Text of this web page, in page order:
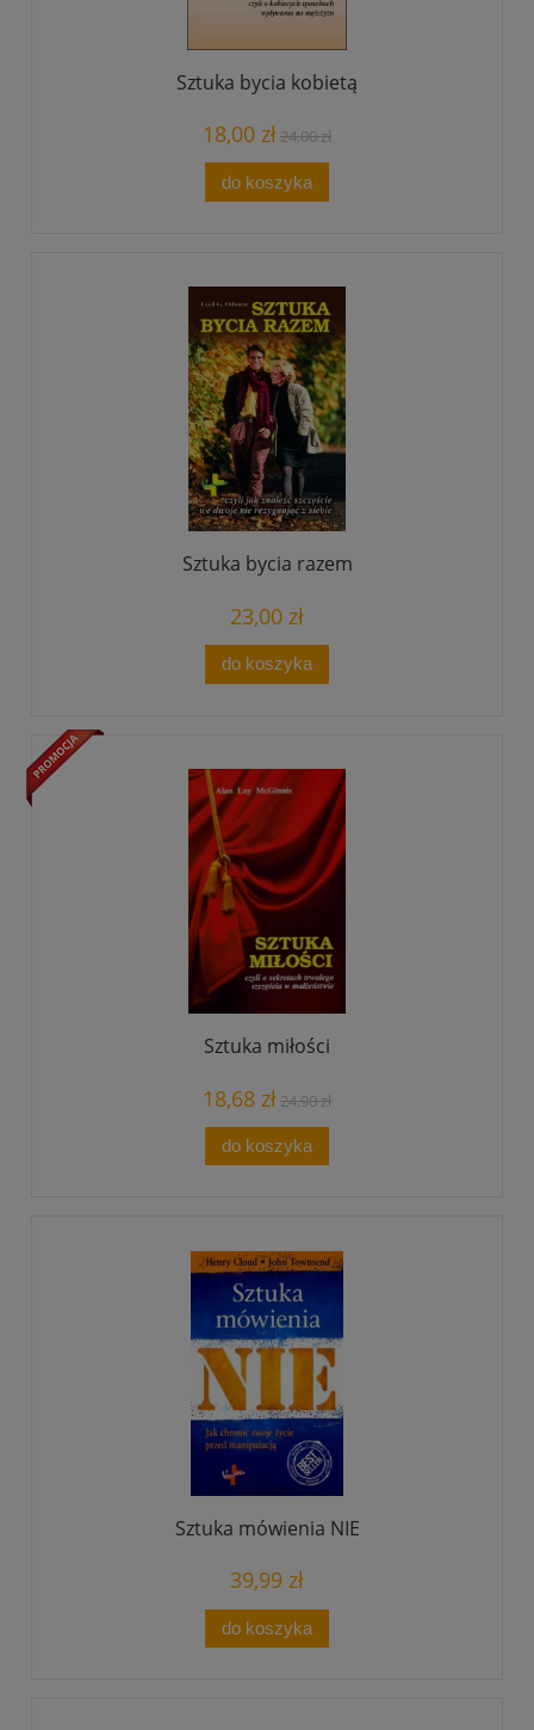
Sztuka bycia kobietą
18,00 zł24,00 zł
do koszyka
Sztuka bycia razem
23,00 zł
do koszyka
Sztuka miłości
18,68 zł24,90 zł
do koszyka
Sztuka mówienia NIE
39,99 zł
do koszyka